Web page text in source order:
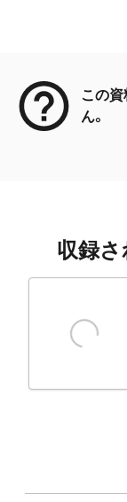
この
ん。
収録